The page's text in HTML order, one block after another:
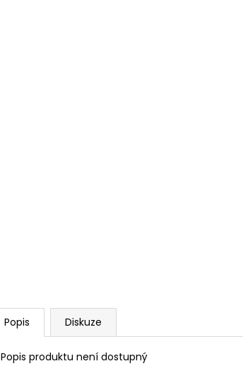
Popis Diskuze
Popis produktu není dostupný